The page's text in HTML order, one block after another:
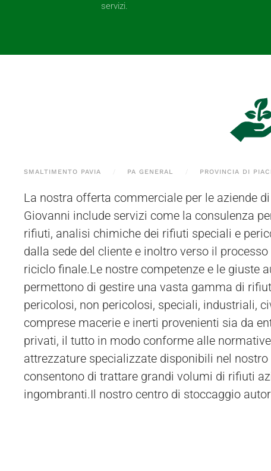
servizi.
SMALTIMENTO PAVIA PA GENERAL PROVINCIA DI
La nostra offerta commerciale per le aziende
Giovanni include servizi come la consulenza
rifiuti, analisi chimiche dei rifiuti speciali e
dalla sede del cliente e inoltro verso il
riciclo finale.Le nostre competenze e le giuste
permettono di gestire una vasta gamma di
pericolosi, non pericolosi, speciali, industriali,
comprese macerie e inerti provenienti sia da
privati, il tutto in modo conforme alle
attrezzature specializzate disponibili nel
consentono di trattare grandi volumi di rifiuti
ingombranti.Il nostro centro di stoccaggio
Bressana Bottarone (PV), e il materiale può essere
operatori direttamente presso la sede del
Giovanni o nelle aree limitrofe, utilizzando
autorizzati per il trasporto. In alternativa, il